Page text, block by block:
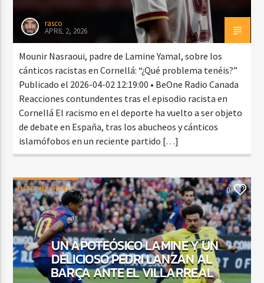
rasco
APRIL 2, 2026
Mounir Nasraoui, padre de Lamine Yamal, sobre los
cánticos racistas en Cornellá: “¿Qué problema tenéis?”
Publicado el 2026-04-02 12:19:00 • BeOne Radio Canada
Reacciones contundentes tras el episodio racista en
Cornellá El racismo en el deporte ha vuelto a ser objeto
de debate en España, tras los abucheos y cánticos
islamófobos en un reciente partido […]
INTERNACIONAL 0
UN APOTEÓSICO LAMINE Y UN
DELICIOSO PEDRI LANZAN AL
BARÇA ANTE EL VILLARREAL